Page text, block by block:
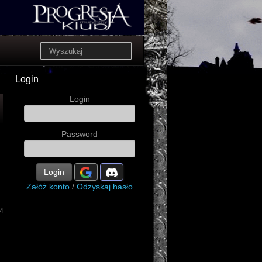
Login
Login
Password
Login
Załóż konto / Odzyskaj hasło